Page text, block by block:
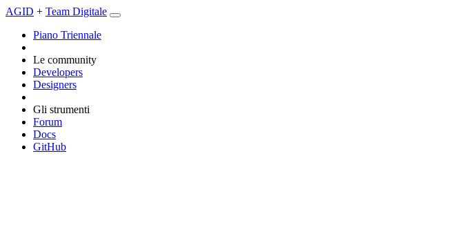
AGID + Team Digitale
Piano Triennale
Le community
Developers
Designers
Gli strumenti
Forum
Docs
GitHub